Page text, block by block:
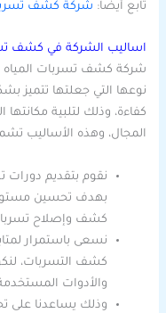
تابع أيضاً: شركة كشف
اساليب الشركة في كشف
شركة كشف تسربات المياه
نوعها التي جعلتها تتميز
كفاءة، وذلك لتلبية
المجال، وهذه الأساليب
نقوم بتقديم دورات
بهدف تحسين
كشف وإصلاح
نسعى باستمرار
كشف التسربات،
والأدوات
وذلك يساعدنا على